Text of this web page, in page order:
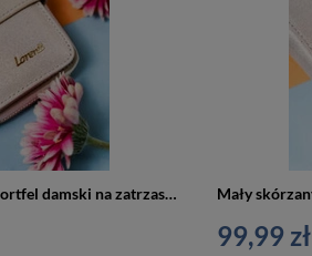
Skórzany elegancki portfel damski na zatrzask i suwak złoty - Lorenti 76115-BRS
99,99 zł